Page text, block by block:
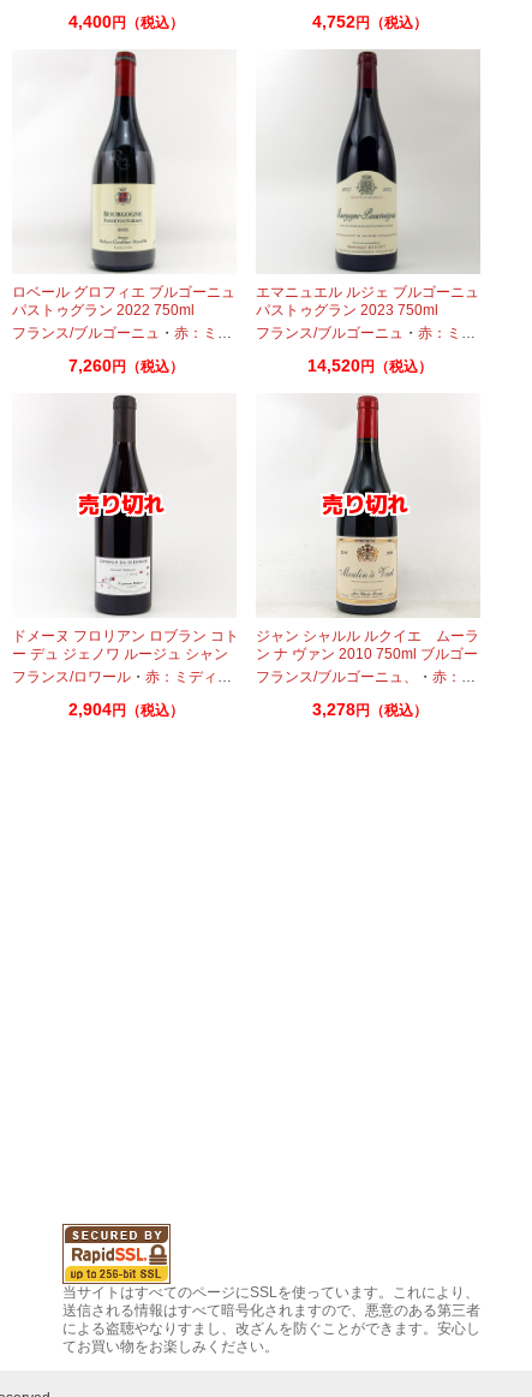
4,400円（税込） 4,752円（税込）
ロベール グロフィエ ブルゴーニュ
パストゥグラン 2022 750ml
フランス/ブルゴーニュ ・ 赤：ミディアムボディ ・ガメイ ・ ピノノワール
7,260円（税込）
エマニュエル ルジェ ブルゴーニュ
パストゥグラン 2023 750ml
フランス/ブルゴーニュ ・ 赤：ミディアムボディ
14,520円（税込）
・ ガメイ
ドメーヌ フロリアン ロブラン コト
ー デュ ジェノワ ルージュ シャン
ジボー 2019 750ml ロワール
フランス/ロワール・ 赤：ミディアムボディ ・ガメイ・ピノノワール
2,904円（税込）
ジャン シャルル ルクイエ ムーラ
ン ナ ヴァン 2010 750ml ブルゴー
ニュ ボージョレ 古酒
フランス/ブルゴーニュ、 ・ 赤：ミディアムボディ
3,278円（税込）
当サイトはすべてのページにSSLを使っています。これにより、
送信される情報はすべて暗号化されますので、悪意のある第三者
による盗聴やなりすまし、改ざんを防ぐことができます。安心し
てお買い物をお楽しみください。